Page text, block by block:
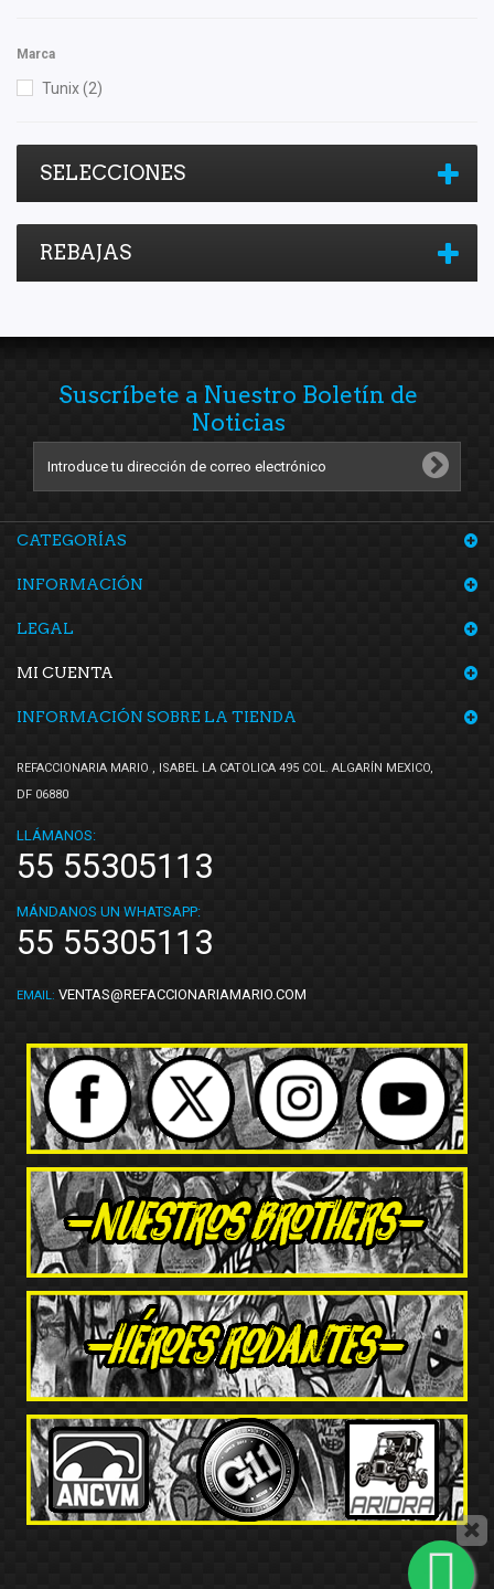
Marca
Tunix(2)
SELECCIONES
REBAJAS
Suscríbete a Nuestro Boletín de
Noticias
CATEGORÍAS
INFORMACIÓN
LEGAL
MI CUENTA
INFORMACIÓN SOBRE LA TIENDA
REFACCIONARIA MARIO , ISABEL LA CATOLICA 495 COL. ALGARÍN MEXICO,
DF 06880
LLÁMANOS:
55 55305113
MÁNDANOS UN WHATSAPP:
55 55305113
EMAIL: VENTAS@REFACCIONARIAMARIO.COM